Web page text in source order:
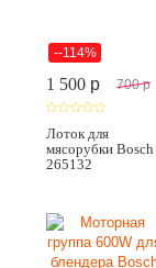
--114%
1 500 p 700 p
Лоток для
мясорубки Bosch
265132